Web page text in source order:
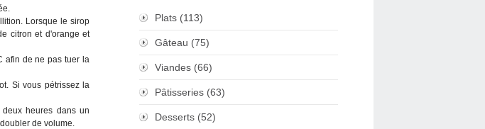
Lorsque le sirop
citron et d'orange et
afin de ne pas tuer la
Si vous pétrissez la
heures dans un
de volume.
Plats (113)
Gâteau (75)
Viandes (66)
Pâtisseries (63)
Desserts (52)